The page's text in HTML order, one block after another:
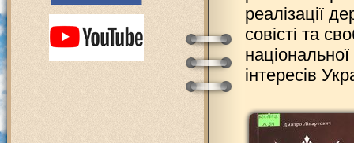
реалізації
совісті та
інтересів